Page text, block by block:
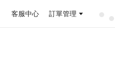
客服中心 訂單管理